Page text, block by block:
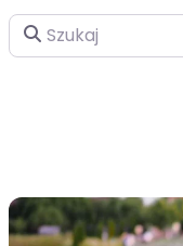
Szukaj